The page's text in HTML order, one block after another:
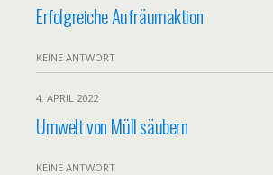
Erfolgreiche Aufräumaktion
KEINE ANTWORT
4. APRIL 2022
Umwelt von Müll säubern
KEINE ANTWORT